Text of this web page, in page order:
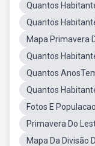
Quantos
Quantos
Mapa Primavera
Quantos
Quantos
Quantos
Fotos E
Primavera Do
Mapa Da Divisão